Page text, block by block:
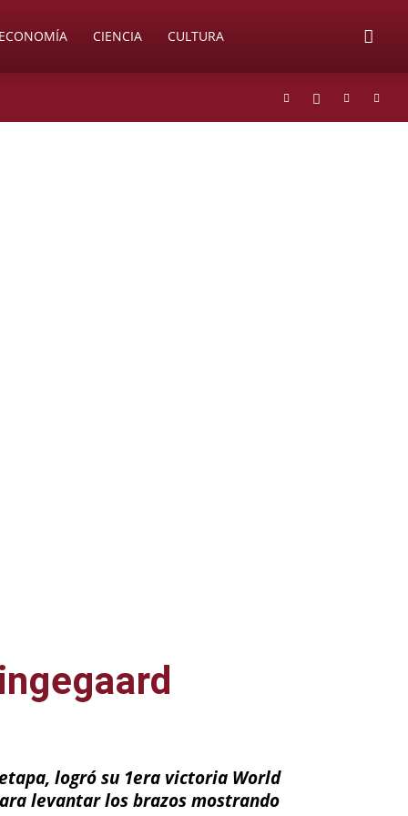
ECONOMÍA CIENCIA CULTURA
logró su 1era victoria World
levantar los brazos mostrando